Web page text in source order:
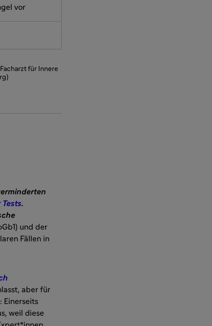
vor
für Innere
.
und der
Fällen in
aber für
Einerseits
weil diese